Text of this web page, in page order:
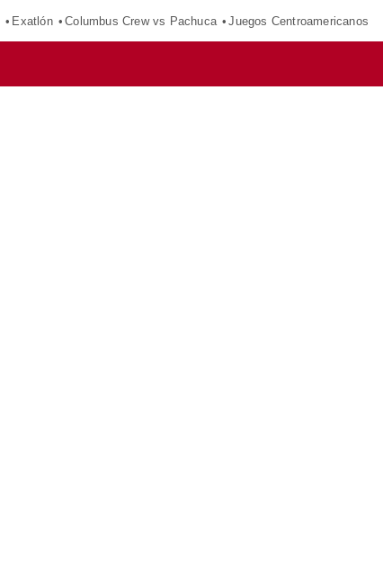
Exatlón Columbus Crew vs Pachuca Juegos Centroamericanos